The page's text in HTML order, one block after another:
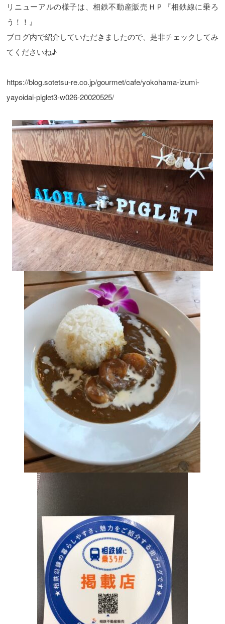
リニューアルの様子は、相鉄不動産販売ＨＰ『相鉄線に乗ろ
う！！』
ブログ内で紹介していただきましたので、是非チェックしてみ
てくださいね♪
https://blog.sotetsu-re.co.jp/gourmet/cafe/yokohama-izumi-
yayoidai-piglet3-w026-20020525/